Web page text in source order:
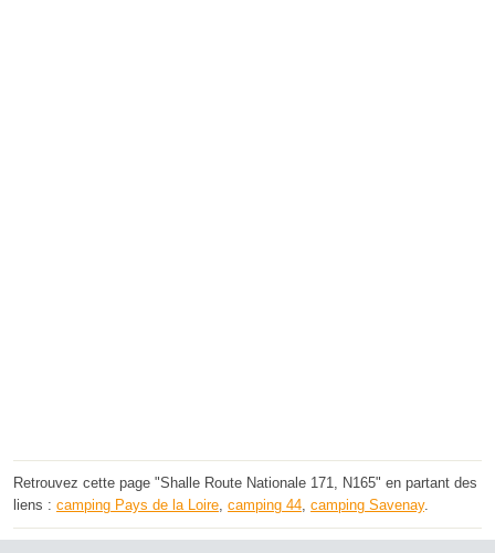
Retrouvez cette page "Shalle Route Nationale 171, N165" en partant des
liens : camping Pays de la Loire camping 44 camping Savenay.